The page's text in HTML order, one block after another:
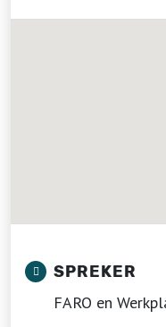
SPREKER
FARO en